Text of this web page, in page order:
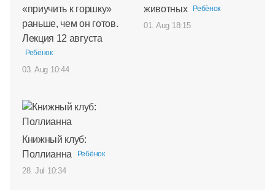
«приучить к горшку»
раньше, чем он готов.
Лекция 12 августа
Ребёнок
03. Aug 10:44
животных
Ребёнок
01. Aug 18:15
Книжный клуб:
Поллианна
Ребёнок
28. Jul 10:34